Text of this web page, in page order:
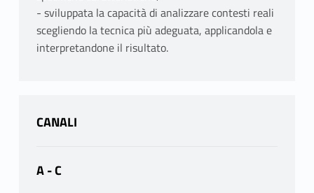
- sviluppata la capacità di analizzare contesti reali
scegliendo la tecnica più adeguata, applicandola e
interpretandone il risultato.
CANALI
A - C